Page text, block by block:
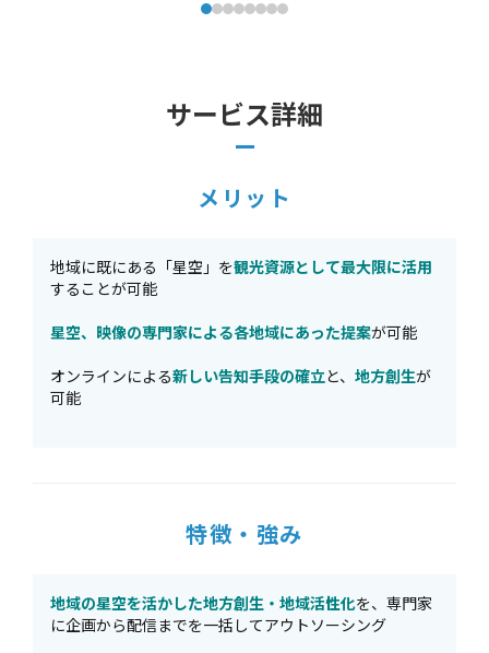
サービス詳細
メリット
地域に既にある「星空」を観光資源として最大限に活用
することが可能
星空、映像の専門家による各地域にあった提案が可能
オンラインによる新しい告知手段の確立と、 地方創生が
可能
特徴・強み
地域の星空を活かした地方創生・地域活性化を、専門家
に企画から配信までを一括してアウトソーシング